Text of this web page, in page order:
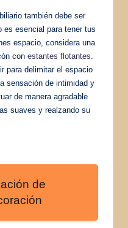
también debe ser
es esencial para tener tus
espacio, considera una
con estantes flotantes
para delimitar el espacio
sensación de intimidad y
de manera agradable
suaves y realzando su
de